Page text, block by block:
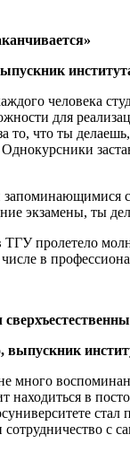
человека
для
то, что ты
экзамены, ты
пролетело
в
много
находиться в
сотрудничество